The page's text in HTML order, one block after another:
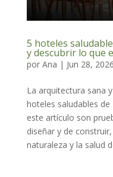
5 hoteles
y descubrir lo que
por Ana | Jun 28, 2026
La arquitectura sana
hoteles saludables
este artículo son
diseñar y de
naturaleza y la salud